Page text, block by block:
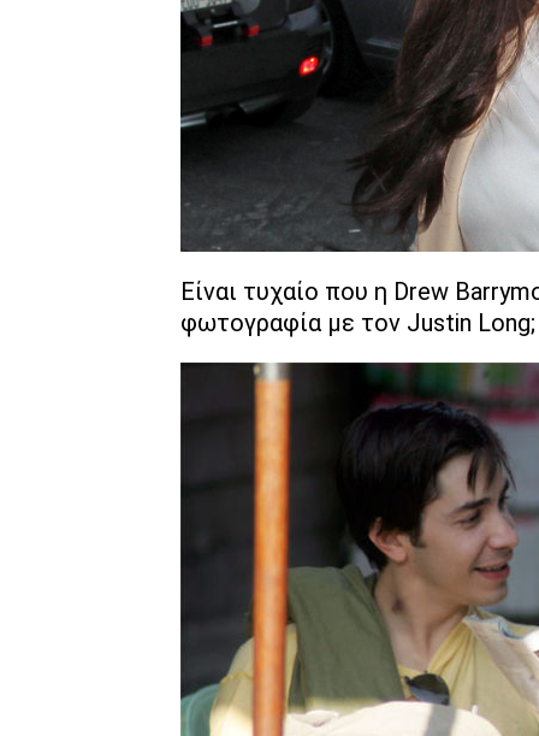
Είναι τυχαίο που η Drew
φωτογραφία με τον Justin